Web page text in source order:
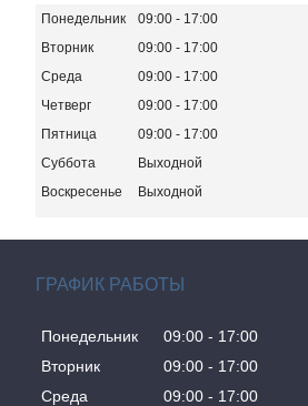
Понедельник 09:00
17:00
Вторник
09:00
17:00
Среда
09:00
17:00
Четверг
09:00
17:00
Пятница
09:00
17:00
Суббота
Выходной
Воскресенье
Выходной
ГРАФИК РАБОТЫ
Понедельник 09:00
17:00
Вторник
09:00
17:00
Среда
09:00 17:00